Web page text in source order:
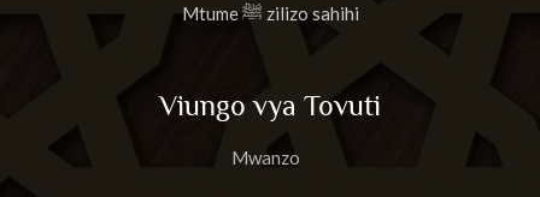
Mtume ﷺ zilizo sahihi
Viungo vya Tovuti
Mwanzo